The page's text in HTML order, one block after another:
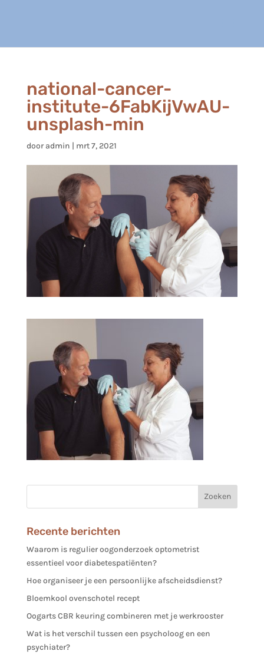
national-cancer-
institute-6FabKijVwAU-
unsplash-min
door admin | mrt 7, 2021
Recente berichten
Waarom is regulier oogonderzoek optometrist
essentieel voor diabetespatiënten?
Hoe organiseer je een persoonlijke afscheidsdienst?
Bloemkool ovenschotel recept
Oogarts CBR keuring combineren met je werkrooster
Wat is het verschil tussen een psycholoog en een
psychiater?